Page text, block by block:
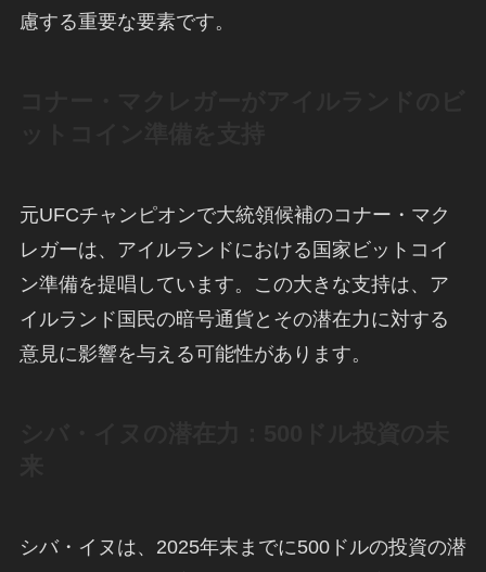
慮する重要な要素です。
元UFCチャンピオンで大統領候補のコナー・マク
レガーは、アイルランドにおける国家ビットコイ
ン準備を提唱しています。この大きな支持は、ア
イルランド国民の暗号通貨とその潜在力に対する
意見に影響を与える可能性があります。
シバ・イヌは、2025年末までに500ドルの投資の潜